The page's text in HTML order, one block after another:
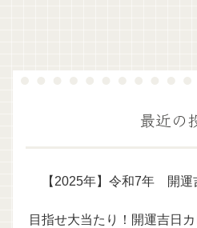
最近の
【2025年】令和7年 開運
目指せ大当たり！開運吉日